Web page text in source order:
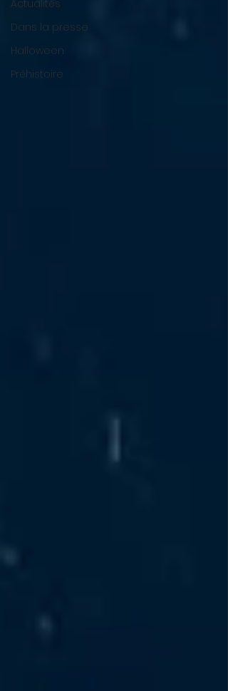
Actualités
Dans la presse
Halloween
Préhistoire